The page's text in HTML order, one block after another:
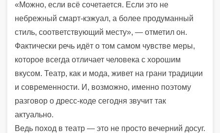
«Можно, если всё сочетается. Если это не
небрежный смарт-кэжуал, а более продуманный
стиль, соответствующий месту», — отметил он.
Фактически речь идёт о том самом чувстве меры,
которое всегда отличает человека с хорошим
вкусом. Театр, как и мода, живет на грани традиции
и современности. И, возможно, именно поэтому
разговор о дресс-коде сегодня звучит так
актуально.
Ведь поход в театр — это не просто вечерний досуг.